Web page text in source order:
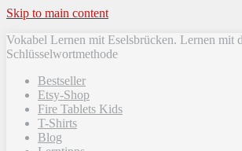
Skip to main content
Vokabel Lernen mit Eselsbrücken. Lernen mit
Schlüsselwortmethode
Bestseller
Etsy-Shop
Fire Tablets Kids
T-Shirts
Blog